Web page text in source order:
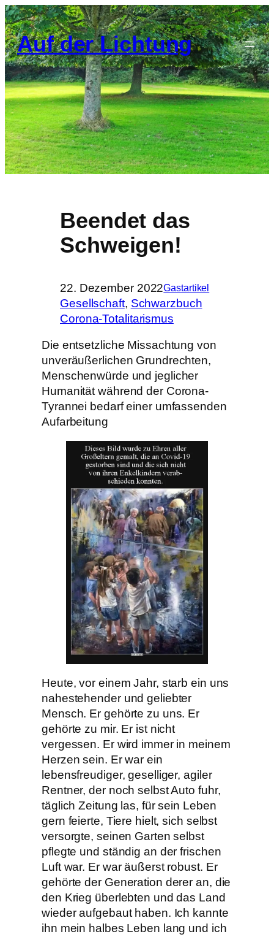
Zum
Inhalt
springen
Auf der Lichtung
Beendet das
Schweigen!
22. Dezember 2022Gastartikel
Gesellschaft, Schwarzbuch
Corona-Totalitarismus
Die entsetzliche Missachtung von
unveräußerlichen Grundrechten,
Menschenwürde und jeglicher
Humanität während der Corona-
Tyrannei bedarf einer umfassenden
Aufarbeitung
Heute, vor einem Jahr, starb ein uns
nahestehender und geliebter
Mensch. Er gehörte zu uns. Er
gehörte zu mir. Er ist nicht
vergessen. Er wird immer in meinem
Herzen sein. Er war ein
lebensfreudiger, geselliger, agiler
Rentner, der noch selbst Auto fuhr,
täglich Zeitung las, für sein Leben
gern feierte, Tiere hielt, sich selbst
versorgte, seinen Garten selbst
pflegte und ständig an der frischen
Luft war. Er war äußerst robust. Er
gehörte der Generation derer an, die
den Krieg überlebten und das Land
wieder aufgebaut haben. Ich kannte
ihn mein halbes Leben lang und ich